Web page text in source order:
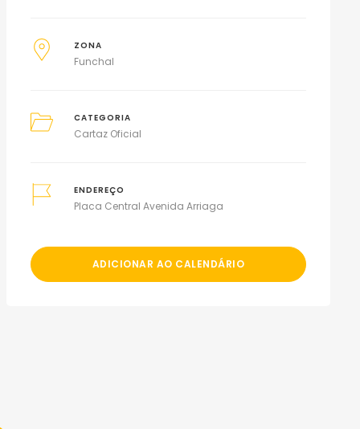
ZONA
Funchal
CATEGORIA
Cartaz Oficial
ENDEREÇO
Placa Central Avenida Arriaga
ADICIONAR AO CALENDÁRIO